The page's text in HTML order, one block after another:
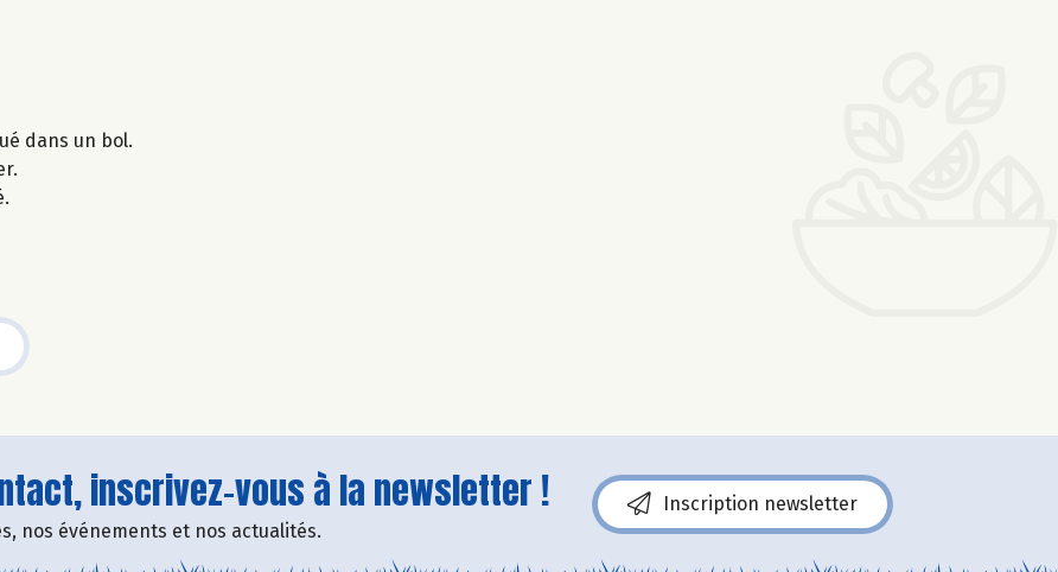
dans un bol.
inscrivez-vous à la newsletter !
nos événements et nos actualités.
Inscription newsletter